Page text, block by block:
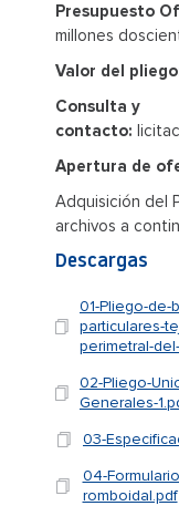
Presupuesto
millones
Valor del
Consulta y
contacto:
Apertura de
Adquisición del
archivos a
Descargas
01-Pliego-de-
particulares-
perimetral-
02-Pliego-
Generales-
03-
04-
romboidal.pdf